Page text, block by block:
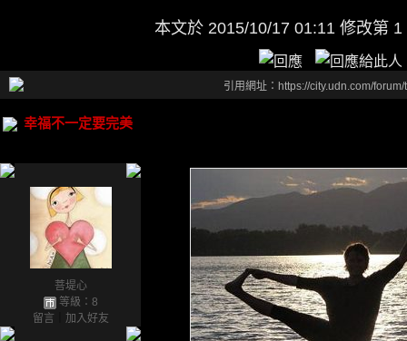
本文於 2015/10/17 01:11 修改第 1
引用網址：https://city.udn.com/
幸福不一定要完美
菩堤心
等級：8
留言
加入好友